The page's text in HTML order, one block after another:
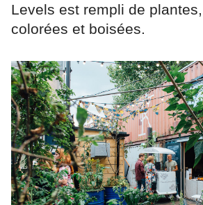
Levels est rempli de
colorées et boisées.